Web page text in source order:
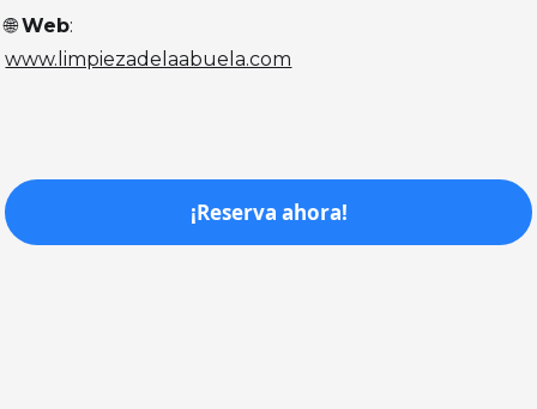
🌐Web:
www.limpiezadelaabuela.com
¡Reserva ahora!